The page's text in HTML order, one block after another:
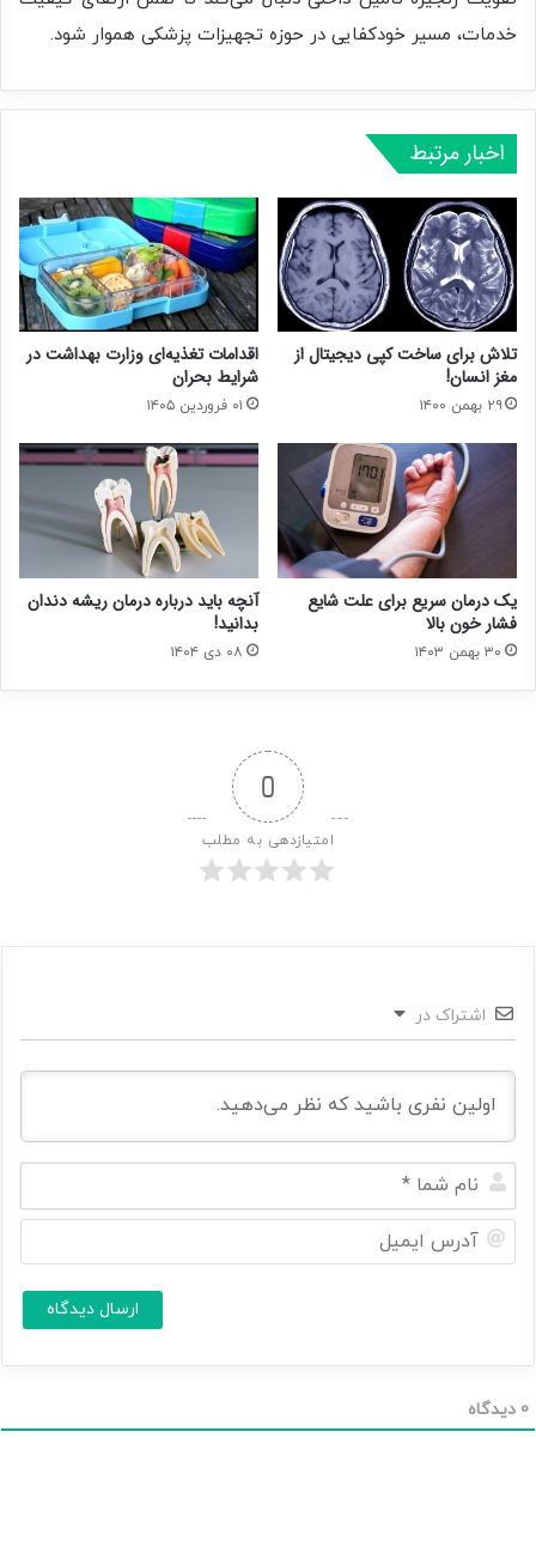
خدمات، مسیر خودکفایی در حوزه تجهیزات پزشکی هموار شود.
اخبار مرتبط
تلاش برای ساخت کپی دیجیتال از
مغز انسان!
۲۹ بهمن ۱۴۰۰
اقدامات تغذیه‌ای وزارت بهداشت در
شرایط بحران
۰۱ فروردین ۱۴۰۵
یک درمان سریع برای علت شایع
فشار خون بالا
۳۰ بهمن ۱۴۰۳
آنچه باید درباره درمان ریشه دندان
بدانید!
۰۸ دی ۱۴۰۴
0
امتیازدهی به مطلب
اشتراک در
م
م
0 دیدگاه